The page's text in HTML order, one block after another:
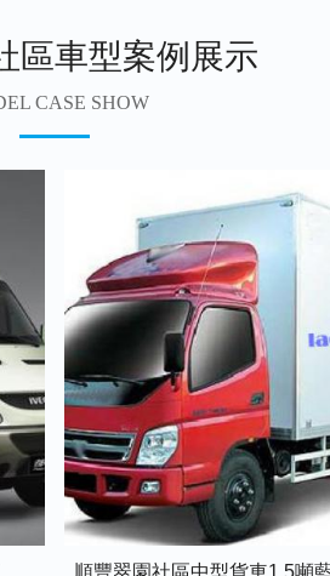
區車型案例展示
CASE SHOW